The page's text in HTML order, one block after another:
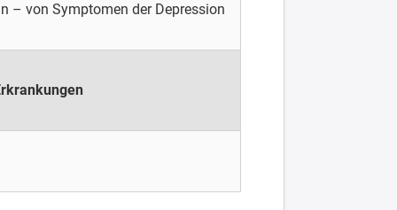
– von Symptomen der Depression